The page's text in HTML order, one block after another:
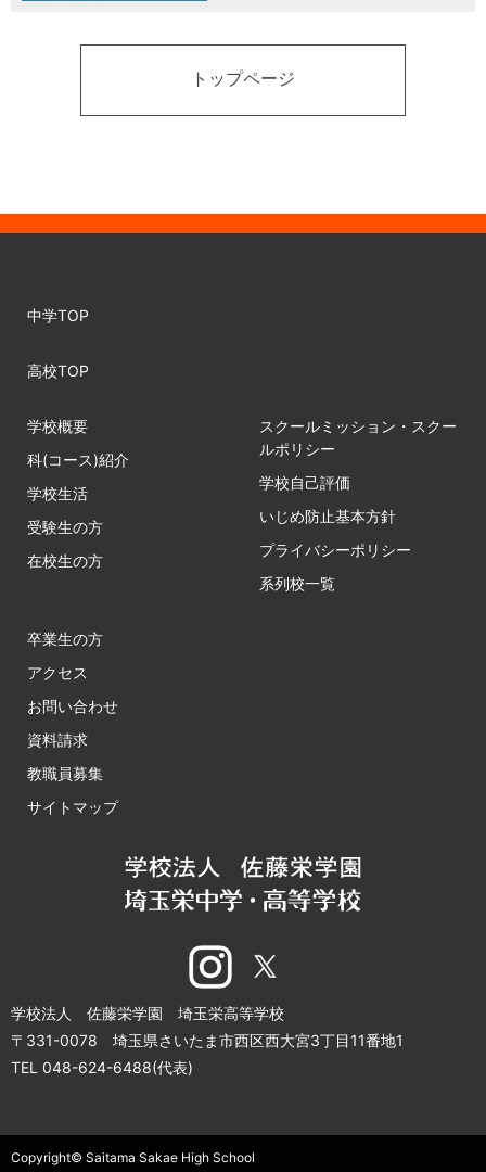
トップページ
学校法人 佐藤栄学園 埼玉栄高等学校
〒331-0078 埼玉県さいたま市西区西大宮3丁目11番地1
TEL 048-624-6488(代表)
中学TOP
高校TOP
学校概要
科(コース)紹介
学校生活
受験生の方
在校生の方
スクールミッション・スクー
ルポリシー
学校自己評価
いじめ防止基本方針
プライバシーポリシー
系列校一覧
卒業生の方
アクセス
お問い合わせ
資料請求
教職員募集
サイトマップ
Copyright© Saitama Sakae High School